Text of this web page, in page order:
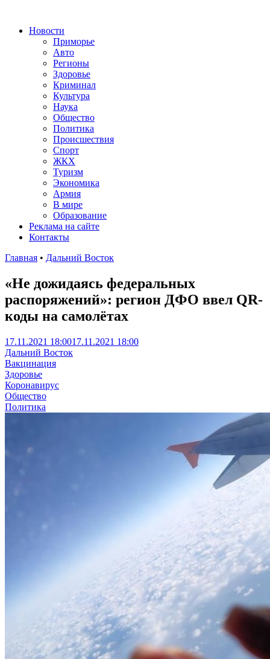
Новости
Приморье
Авто
Регионы
Здоровье
Криминал
Культура
Наука
Общество
Политика
Происшествия
Спорт
ЖКХ
Туризм
Экономика
Армия
В мире
Образование
Реклама на сайте
Контакты
Главная • Дальний Восток
«Не дожидаясь федеральных
распоряжений»: регион ДФО ввел QR-
коды на самолётах
17.11.2021 18:0017.11.2021 18:00
Дальний Восток
Вакцинация
Здоровье
Коронавирус
Общество
Политика